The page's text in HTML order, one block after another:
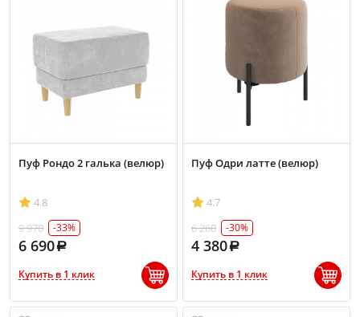
Пуф Рондо 2 галька (велюр)
4.8
9 970
-33%
6 690
Купить в 1 клик
Пуф Одри латте (велюр)
4.7
6 260
-30%
4 380
Купить в 1 клик